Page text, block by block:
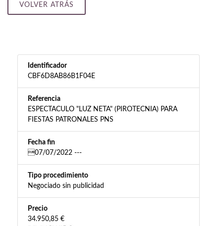
VOLVER ATRÁS
Identificador
CBF6D8AB86B1F04E
Referencia
ESPECTACULO "LUZ NETA" (PIROTECNIA) PARA
FIESTAS PATRONALES PNS
Fecha fin
07/07/2022 ---
Tipo procedimiento
Negociado sin publicidad
Precio
34.950,85 €